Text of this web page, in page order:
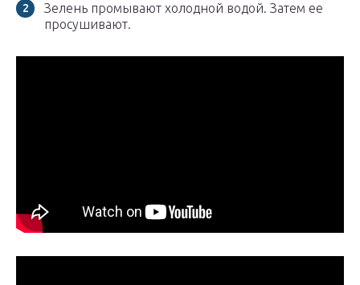
Зелень промывают холодной водой. Затем ее
просушивают.